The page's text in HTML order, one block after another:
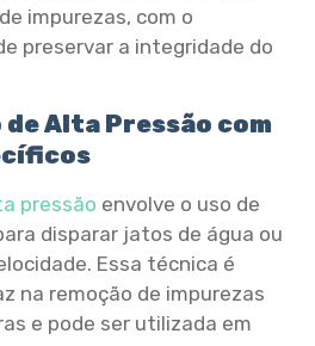
impurezas, com o
preservar a integridade do
Alta Pressão com
pressão envolve o uso de
disparar jatos de água ou
Essa técnica é
na remoção de impurezas
e pode ser utilizada em